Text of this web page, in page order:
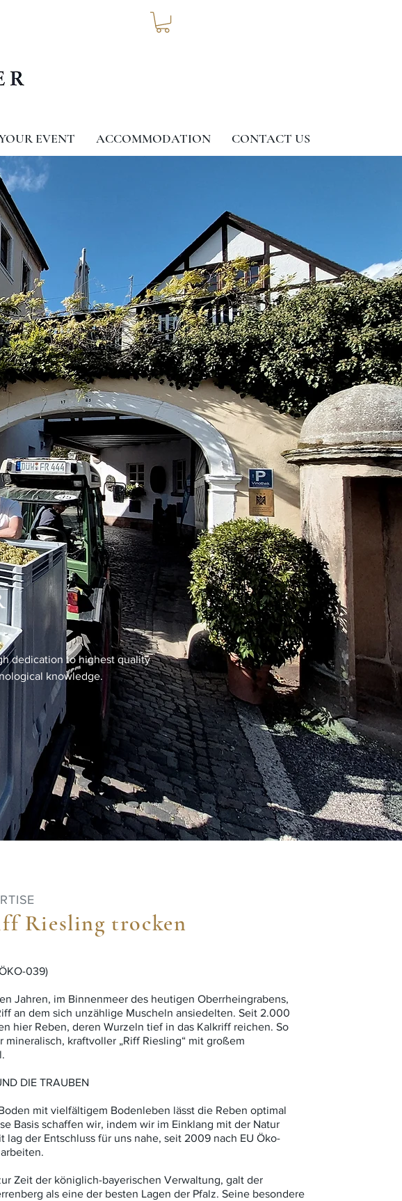
EVENT ACCOMMODATION CONTACT US
dedication to highest quality
knowledge.
Riesling trocken
039)
Jahren, im Binnenmeer des heutigen Oberrheingrabens,
an dem sich unzählige Muscheln ansiedelten. Seit 2.000
hier Reben, deren Wurzeln tief in das Kalkriff reichen. So
mineralisch, kraftvoller „Riff Riesling“ mit großem
DIE TRAUBEN
mit vielfältigem Bodenleben lässt die Reben optimal
Basis schaffen wir, indem wir im Einklang mit der Natur
lag der Entschluss für uns nahe, seit 2009 nach EU Öko-
Zeit der königlich-bayerischen Verwaltung, galt der
als eine der besten Lagen der Pfalz. Seine besondere